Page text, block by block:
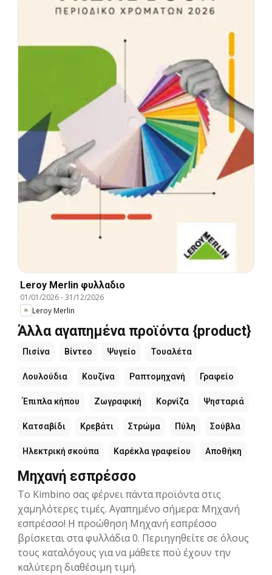
Leroy Merlin φυλλαδιο
01/01/2026-31/12/2026
Leroy Merlin
Άλλα αγαπημένα προϊόντα {product}
Πισίνα Βίντεο Ψυγείο Τουαλέτα
Λουλούδια Κουζίνα Ραπτομηχανή Γραφείο
Έπιπλα κήπου Ζωγραφική Κορνίζα Ψησταριά
Κατσαβίδι Κρεβάτι Στρώμα Πύλη Σούβλα
Ηλεκτρική σκούπα Καρέκλα γραφείου Αποθήκη
Μηχανή εσπρέσσο
Το Kimbino σας φέρνει πάντα προϊόντα στις
χαμηλότερες τιμές. Αγαπημένο σήμερα: Μηχανή
εσπρέσσο! Η προώθηση Μηχανή εσπρέσσο
βρίσκεται στα φυλλάδια 0. Περιηγηθείτε σε όλους
τους καταλόγους για να μάθετε πού έχουν την
καλύτερη διαθέσιμη τιμή.